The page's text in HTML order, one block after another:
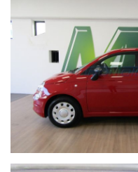
SEDILI IN
COLORE VERNICE
GARANZIA 12 MESI DEL
IMPORTO
POSSIBILE PERMUTA O